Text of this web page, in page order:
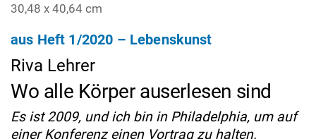
30,48 x 40,64 cm
aus Heft 1/2020 – Lebenskunst
Riva Lehrer
Wo alle Körper auserlesen sind
Es ist 2009, und ich bin in Philadelphia, um auf
einer Konferenz einen Vortrag zu halten.